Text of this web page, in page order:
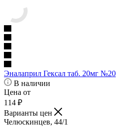
Эналаприл Гексал таб. 20мг №20
В наличии
Цена от
114 ₽
Варианты цен
Челюскинцев, 44/1